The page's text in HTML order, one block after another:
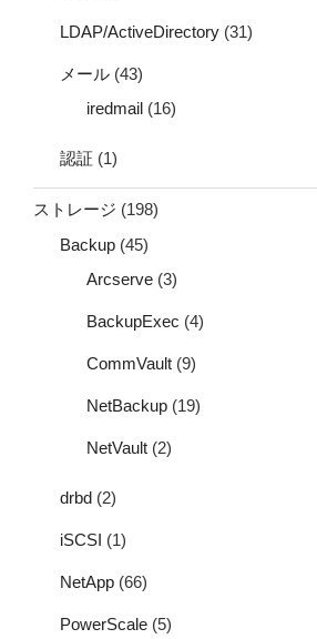
LDAP/ActiveDirectory (31)
メール (43)
iredmail (16)
認証 (1)
ストレージ (198)
Backup (45)
Arcserve (3)
BackupExec (4)
CommVault (9)
NetBackup (19)
NetVault (2)
drbd (2)
iSCSI (1)
NetApp (66)
PowerScale (5)